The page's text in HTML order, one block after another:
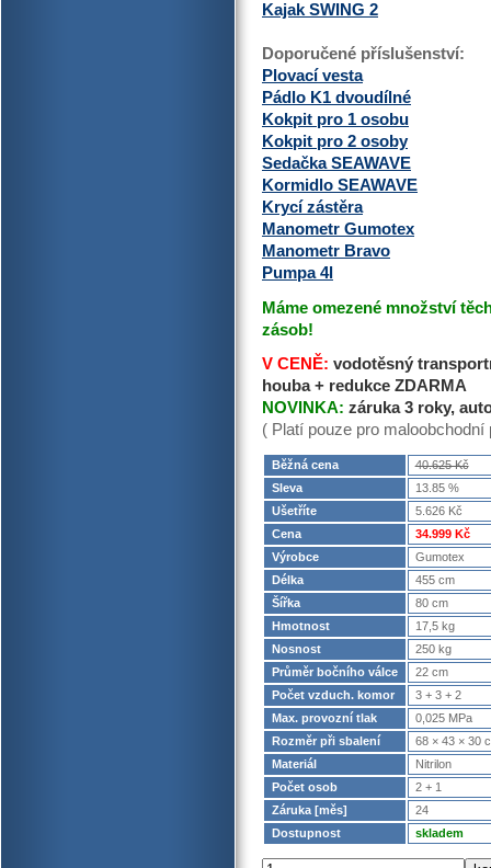
Kajak SWING 2
Doporučené příslušenství:
Plovací vesta
Pádlo K1 dvoudílné
Kokpit pro 1 osobu
Kokpit pro 2 osoby
Sedačka SEAWAVE
Kormidlo SEAWAVE
Krycí zástěra
Manometr Gumotex
Manometr Bravo
Pumpa 4l
Máme omezené množství
zásob!
V CENĚ: vodotěsný
houba + redukce ZDARMA
NOVINKA: záruka 3 roky,
( Platí pouze pro maloobchodní
Běžná cena
40.625 Kč
Sleva
13.85 %
Ušetříte
5.626 Kč
Cena
34.999 Kč
Výrobce
Gumotex
Délka
455 cm
Šířka
80 cm
Hmotnost
17,5 kg
Nosnost
250 kg
Průměr bočního válce
22 cm
Počet vzduch. komor
3 + 3 + 2
Max. provozní tlak
0,025 MPa
Rozměr při sbalení
68 × 43 × 30
Materiál
Nitrilon
Počet osob
2 + 1
Záruka [měs]
24
Dostupnost
skladem